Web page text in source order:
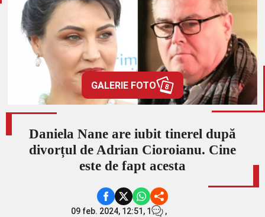
GALERIE FOTO 8
Daniela Nane are iubit tinerel după
divorțul de Adrian Cioroianu. Cine
este de fapt acesta
09 feb. 2024, 12:51, 1
,